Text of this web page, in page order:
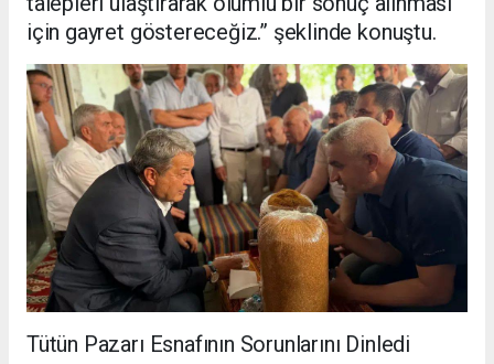
için gayret göstereceğiz.” şeklinde konuştu.
Tütün Pazarı Esnafının Sorunlarını Dinledi